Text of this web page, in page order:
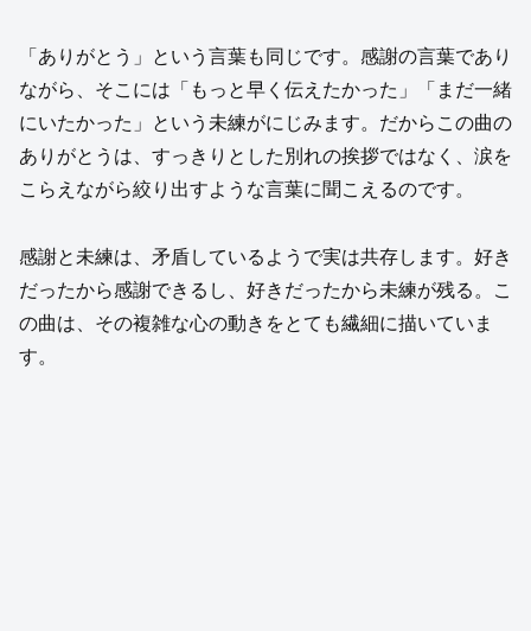
「ありがとう」という言葉も同じです。感謝の言葉であり
ながら、そこには「もっと早く伝えたかった」「まだ一緒
にいたかった」という未練がにじみます。だからこの曲の
ありがとうは、すっきりとした別れの挨拶ではなく、涙を
こらえながら絞り出すような言葉に聞こえるのです。
感謝と未練は、矛盾しているようで実は共存します。好き
だったから感謝できるし、好きだったから未練が残る。こ
の曲は、その複雑な心の動きをとても繊細に描いていま
す。